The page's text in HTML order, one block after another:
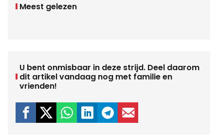
Meest gelezen
U bent onmisbaar in deze strijd. Deel daarom
dit artikel vandaag nog met familie en
vrienden!